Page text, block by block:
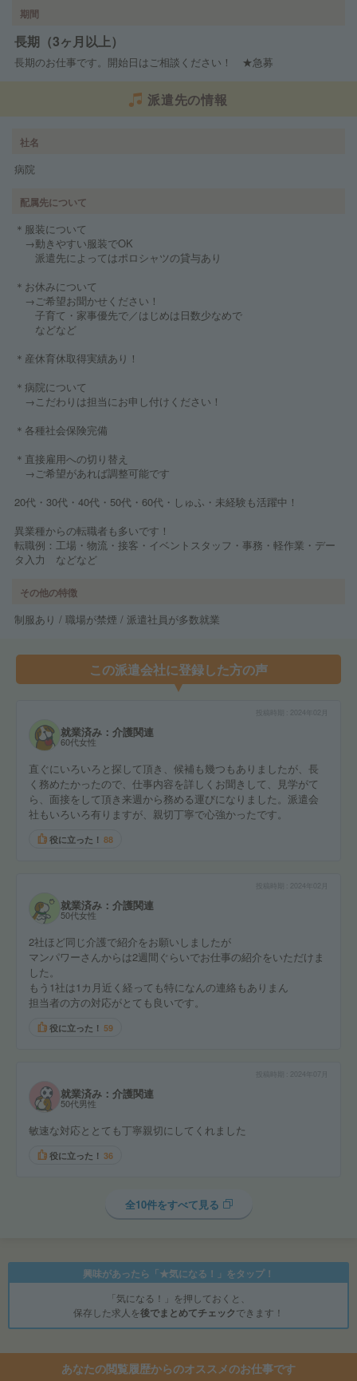
期間
長期（3ヶ月以上）
長期のお仕事です。開始日はご相談ください！ ★急募
派遣先の情報
社名
病院
配属先について
＊服装について
→動きやすい服装でOK
派遣先によってはポロシャツの貸与あり
＊お休みについて
→ご希望お聞かせください！
子育て・家事優先で／はじめは日数少なめで
などなど
＊産休育休取得実績あり！
＊病院について
→こだわりは担当にお申し付けください！
＊各種社会保険完備
＊直接雇用への切り替え
→ご希望があれば調整可能です
20代・30代・40代・50代・60代・しゅふ・未経験も活躍中！
異業種からの転職者も多いです！
転職例：工場・物流・接客・イベントスタッフ・事務・軽作業・デー
タ入力 などなど
その他の特徴
制服あり / 職場が禁煙 / 派遣社員が多数就業
この派遣会社に登録した方の声
2024年02月
就業済み：介護関連
60代女性
直ぐにいろいろと探して頂き、候補も幾つもありましたが、長
く務めたかったので、仕事内容を詳しくお聞きして、見学がて
ら、面接をして頂き来週から務める運びになりました。派遣会
社もいろいろ有りますが、親切丁寧で心強かったです。
役に立った！ 88
2024年02月
就業済み：介護関連
50代女性
2社ほど同じ介護で紹介をお願いしましたが
マンパワーさんからは2週間ぐらいでお仕事の紹介をいただけま
した。
もう1社は1カ月近く経っても特になんの連絡もありまん
担当者の方の対応がとても良いです。
役に立った！ 59
2024年07月
就業済み：介護関連
50代男性
敏速な対応ととても丁寧親切にしてくれました
役に立った！ 36
全10件をすべて見る
興味があったら「★気になる！」をタップ！
「気になる！」を押しておくと、
保存した求人を後でまとめてチェックできます！
あなたの閲覧履歴からのオススメのお仕事です